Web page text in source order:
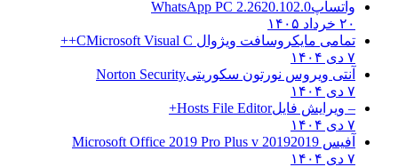
واتساپWhatsApp PC 2.2620.102.0
۲۰ خرداد ۱۴۰۵
تمامی مایکروسافت ویژوال C Microsoft Visual C++
۷ دی ۱۴۰۴
آنتی ویروس نورتون سکوریتیNorton Security
۷ دی ۱۴۰۴
– ویرایش فایلHosts File Editor+
۷ دی ۱۴۰۴
آفیس 2019 2019 Microsoft Office 2019 Pro Plus v
۷ دی ۱۴۰۴